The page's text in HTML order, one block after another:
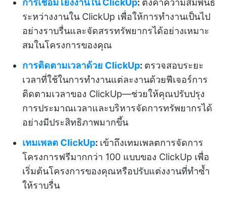
การเชื่อมโยงงานใน ClickUp: ตั้งค่าความสัมพันธ์
ระหว่างงานใน ClickUp เพื่อให้การทำงานเป็นไป
อย่างราบรื่นและจัดสรรทรัพยากรได้อย่างเหมาะ
สมในโครงการของคุณ
การติดตามเวลาด้วย ClickUp: ตรวจสอบระยะ
เวลาที่ใช้ในการทำงานแต่ละงานด้วยฟีเจอร์การ
ติดตามเวลาของ ClickUp—ช่วยให้คุณปรับปรุง
การประมาณเวลาและบริหารจัดการทรัพยากรได้
อย่างมีประสิทธิภาพมากขึ้น
เทมเพลต ClickUp: เข้าถึงเทมเพลตการจัดการ
โครงการฟรีมากกว่า 100 แบบของ ClickUp เพื่อ
เริ่มต้นโครงการของคุณหรือปรับแต่งงานที่ทำซ้ำ
ให้ราบรื่น